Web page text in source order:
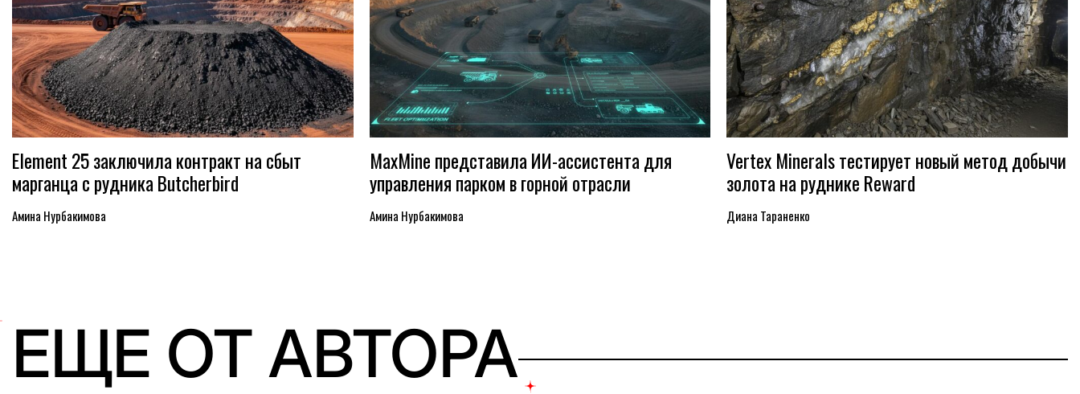
Element 25 заключила контракт на сбыт
марганца с рудника Butcherbird
Амина Нурбакимова
MaxMine представила ИИ-ассистента для
управления парком в горной отрасли
Амина Нурбакимова
Vertex Minerals тестирует новый метод добычи
золота на руднике Reward
Диана Тараненко
ЕЩЕ ОТ АВТОРА